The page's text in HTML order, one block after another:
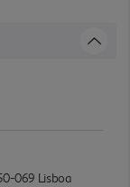
069 Lisboa